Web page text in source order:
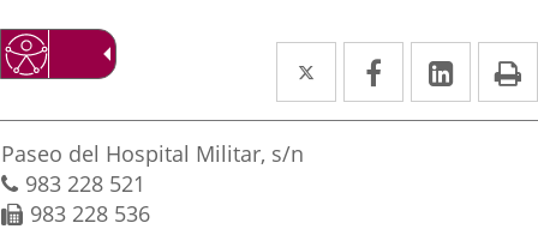
Twitter
Enlace
a
Facebook
Enlace
a
Enlace
a
Dirección
postal
Paseo del Hospital Militar, s/n
Teléfonos
983 228 521
Fax
983 228 536